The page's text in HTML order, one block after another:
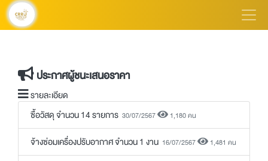
ประกาศผู้ชนะเสนอราคา
รายละเอียด
ซื้อวัสดุ จำนวน 14 รายการ 30/07/2567 1,180 คน
จ้างซ่อมเครื่องปรับอากาศ จำนวน 1 งาน 16/07/2567 1,481 คน